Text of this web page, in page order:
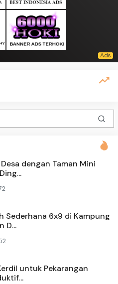
dengan Taman Mini
Sederhana 6x9 di Kampung
D...
untuk Pekarangan